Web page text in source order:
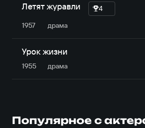
Летят журавли
4
1957
драма
Урок жизни
1955 драма
Популярное с